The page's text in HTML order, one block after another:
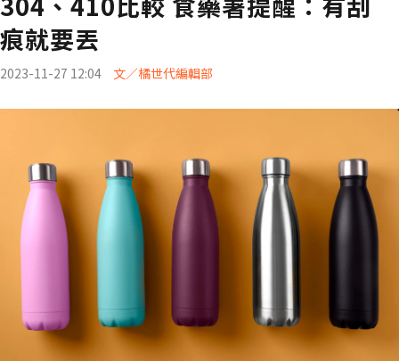
痕就要丟
2023-11-27 12:04 文／橘世代編輯部